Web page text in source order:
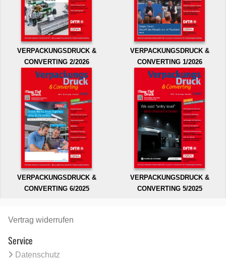
VERPACKUNGSDRUCK &
CONVERTING 2/2026
VERPACKUNGSDRUCK &
CONVERTING 1/2026
VERPACKUNGSDRUCK &
CONVERTING 6/2025
VERPACKUNGSDRUCK &
CONVERTING 5/2025
Vertrag widerrufen
Service
Datenschutz